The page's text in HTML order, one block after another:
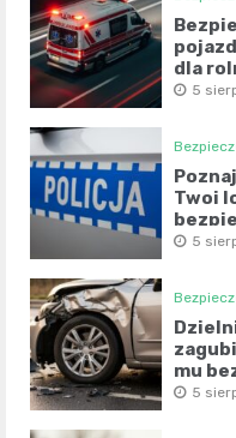
dla
5
Twoi
5
mu
5